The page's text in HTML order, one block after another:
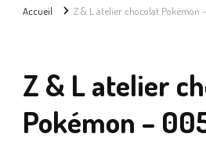
Accueil Z & L atelier chocolat Pokémon
Z & L atelier
Pokémon –